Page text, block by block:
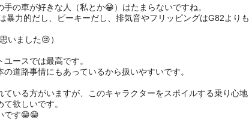
の車が好きな人（私とか😁）はたまらないですね。
暴力的だし、ピーキーだし、排気音やフリッピングはG82よりも
いました😢）
ースでは最高です。
道路事情にもあっているから扱いやすいです。
ている方がいますが、このキャラクターをスポイルする乗り心地
欲しいです。
です😁😁